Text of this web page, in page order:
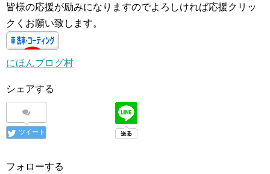
皆様の応援が励みになりますのでよろしければ応援クリッ
クくお願い致します。
にほんブログ村
シェアする
ツイート
フォローする